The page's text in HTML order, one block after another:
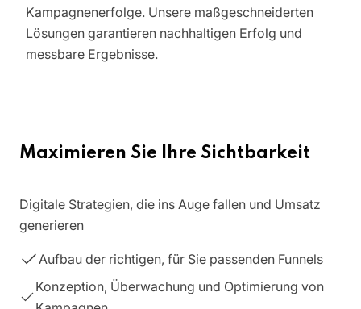
Kampagnenerfolge. Unsere maßgeschneiderten
Lösungen garantieren nachhaltigen Erfolg und
messbare Ergebnisse.
Maximieren Sie Ihre Sichtbarkeit
Digitale Strategien, die ins Auge fallen und Umsatz
generieren
Aufbau der richtigen, für Sie passenden Funnels
Konzeption, Überwachung und Optimierung von